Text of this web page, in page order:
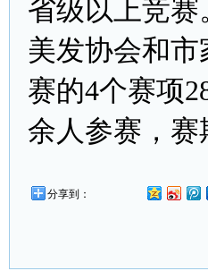
省级以上竞
美发协会和
赛的4个赛项
余人参赛，赛
分享到：